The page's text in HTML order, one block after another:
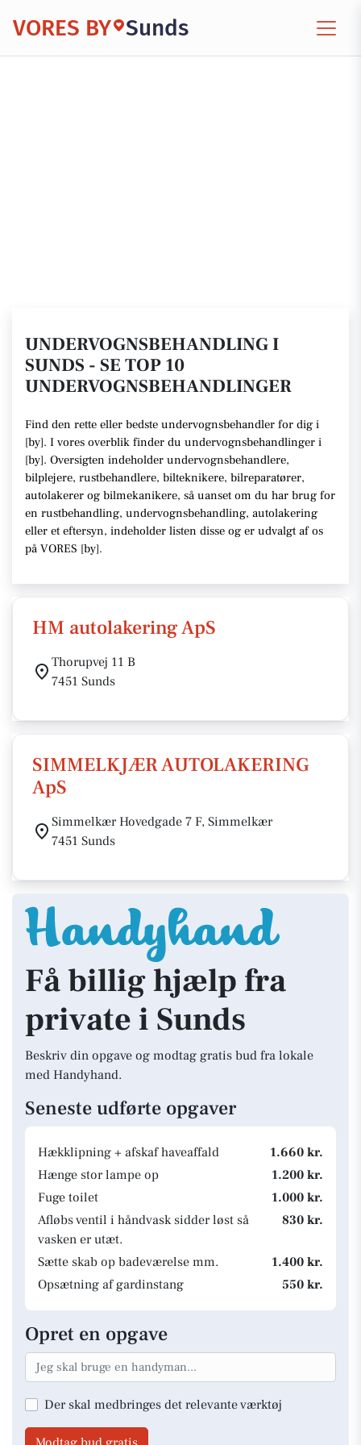
VORES BY Sunds
UNDERVOGNSBEHANDLING I
SUNDS - SE TOP 10
UNDERVOGNSBEHANDLINGER
Find den rette eller bedste undervognsbehandler for dig i
[by]. I vores overblik finder du undervognsbehandlinger i
[by]. Oversigten indeholder undervognsbehandlere,
bilplejere, rustbehandlere, bilteknikere, bilreparatører,
autolakerer og bilmekanikere, så uanset om du har brug for
en rustbehandling, undervognsbehandling, autolakering
eller et eftersyn, indeholder listen disse og er udvalgt af os
på VORES [by].
HM autolakering ApS
Thorupvej 11 B
7451 Sunds
SIMMELKJÆR AUTOLAKERING
ApS
Simmelkær Hovedgade 7 F, Simmelkær
7451 Sunds
Få billig hjælp fra
private i Sunds
Beskriv din opgave og modtag gratis bud fra lokale
med Handyhand.
Seneste udførte opgaver
Hækklipning + afskaf haveaffald
1.660 kr.
Hænge stor lampe op
1.200 kr.
Fuge toilet
1.000 kr.
Afløbs ventil i håndvask sidder løst så
vasken er utæt.
830 kr.
Sætte skab op badeværelse mm.
1.400 kr.
Opsætning af gardinstang
550 kr.
Opret en opgave
Der skal medbringes det relevante værktøj